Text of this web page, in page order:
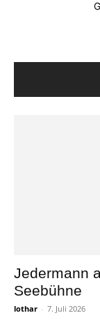
Jedermann
Seebühne
lothar - 7. Juli 2026